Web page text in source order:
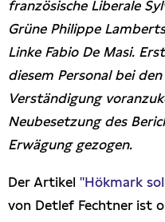
französische Liberale
Grüne Philippe
Linke Fabio De Masi.
diesem Personal bei
Verständigung
Neubesetzung des
Erwägung gezogen.
Der Artikel "Hökmark
von Detlef Fechtner ist